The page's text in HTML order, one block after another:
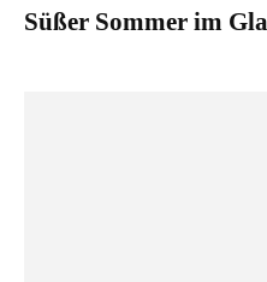
Süßer Sommer im